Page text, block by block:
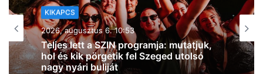
KIKAPCS
2026, augusztus 5. 18:57
Két nap, két világ: natúrborok és
specialty kávék várnak a hétvégén
Szegeden a Próbafülkében